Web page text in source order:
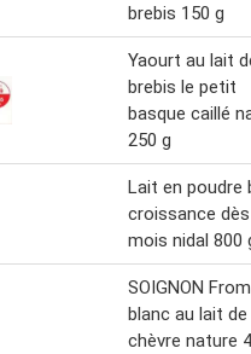
brebis 150 g
Yaourt au lait
brebis le petit
basque caillé
250 g
Lait en poudre
croissance
mois nidal 800
SOIGNON
blanc au lait de
chèvre nature